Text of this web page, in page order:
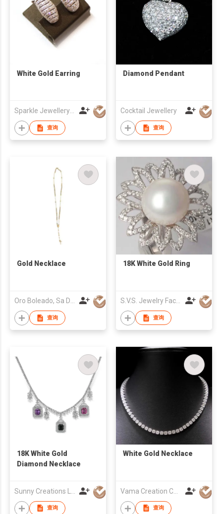
White Gold Earring
Sparkle Jewellery Co
查询
Diamond Pendant
Cocktail Jewellery
查询
Gold Necklace
Oro Boleado, Sa De Cv
查询
18K White Gold Ring
S.V.S. Jewelry Factory Co Ltd
查询
18K White Gold
Diamond Necklace
查询
White Gold Necklace
查询